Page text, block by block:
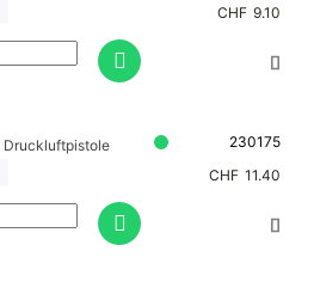
CHF 9.10
Druckluftpistole
230175
CHF 11.40